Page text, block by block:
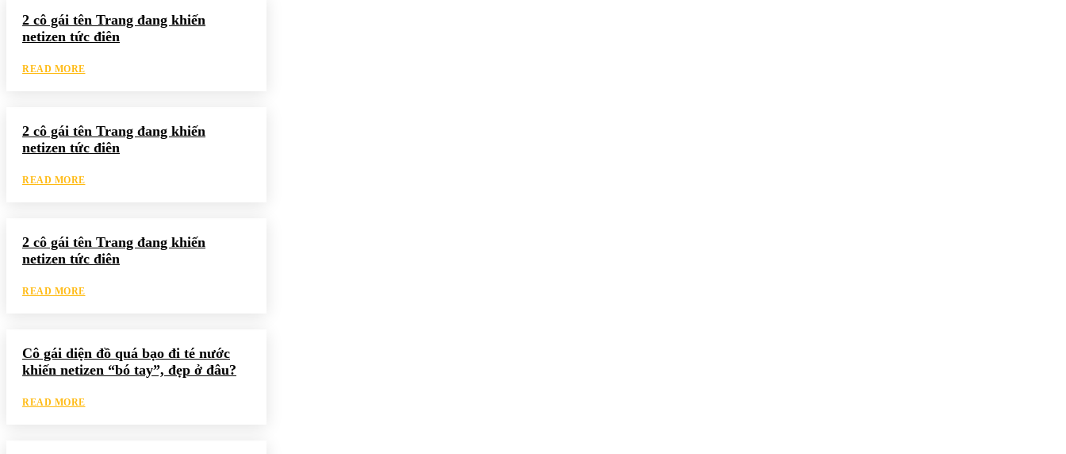
2 cô gái tên Trang đang khiến
netizen tức điên
READ MORE
2 cô gái tên Trang đang khiến
netizen tức điên
READ MORE
2 cô gái tên Trang đang khiến
netizen tức điên
READ MORE
Cô gái diện đồ quá bạo đi té nước
khiến netizen “bó tay”, đẹp ở đâu?
READ MORE